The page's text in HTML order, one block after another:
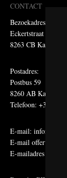
CONTACT
Bezoekadres:
Eckertstraat 75
8263 CB Kampen
Postadres:
Postbus 59
8260 AB Kampen
Telefoon: +31
E-mail:
E-mail offertes:
E-mailadres